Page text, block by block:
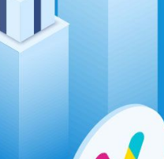
Dengan
dilakukan